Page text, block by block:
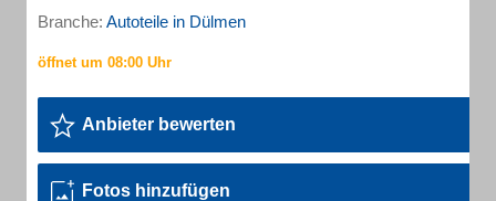
Branche: Autoteile in Dülmen
Anbieter bewerten
Fotos hinzufügen